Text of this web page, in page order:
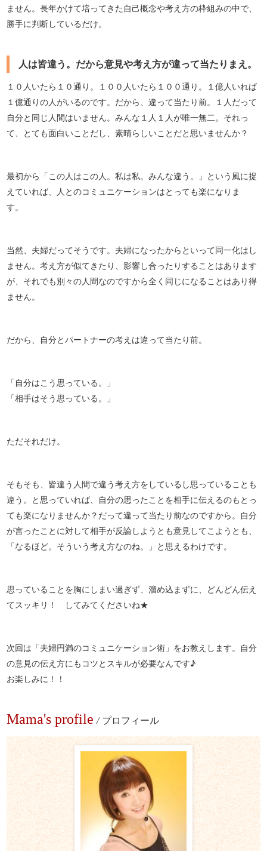
ません。長年かけて培ってきた自己概念や考え方の枠組みの中で、
勝手に判断しているだけ。
人は皆違う。だから意見や考え方が違って当たりまえ。
１０人いたら１０通り。１００人いたら１００通り。１億人いれば
１億通りの人がいるのです。だから、違って当たり前。１人だって
自分と同じ人間はいません。みんな１人１人が唯一無二。それっ
て、とても面白いことだし、素晴らしいことだと思いませんか？
最初から「この人はこの人。私は私。みんな違う。」という風に捉
えていれば、人とのコミュニケーションはとっても楽になりま
す。
当然、夫婦だってそうです。夫婦になったからといって同一化はし
ません。考え方が似てきたり、影響し合ったりすることはあります
が、それでも別々の人間なのですから全く同じになることはあり得
ません。
だから、自分とパートナーの考えは違って当たり前。
「自分はこう思っている。」
「相手はそう思っている。」
ただそれだけ。
そもそも、皆違う人間で違う考え方をしているし思っていることも
違う。と思っていれば、自分の思ったことを相手に伝えるのもとっ
ても楽になりませんか？だって違って当たり前なのですから。自分
が言ったことに対して相手が反論しようとも意見してこようとも、
「なるほど。そういう考え方なのね。」と思えるわけです。
思っていることを胸にしまい過ぎず、溜め込まずに、どんどん伝え
てスッキリ！ してみてくださいね★
次回は「夫婦円満のコミュニケーション術」をお教えします。自分
の意見の伝え方にもコツとスキルが必要なんです♪
お楽しみに！！
Mama's profile / プロフィール